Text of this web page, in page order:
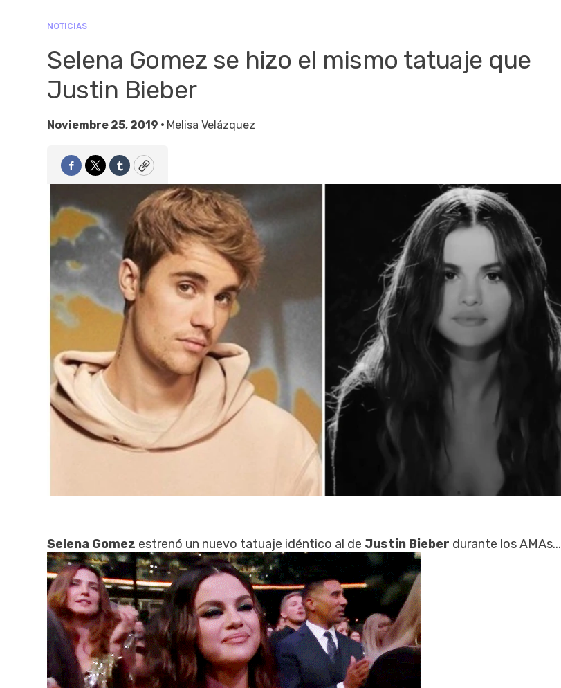
NOTICIAS
Selena Gomez se hizo el mismo tatuaje que
Justin Bieber
Noviembre 25, 2019 • Melisa Velázquez
Facebook
TwitterTumblrCopy
Selena Gomez estrenó un nuevo tatuaje idéntico al de Justin Bieber durante los AMAs...